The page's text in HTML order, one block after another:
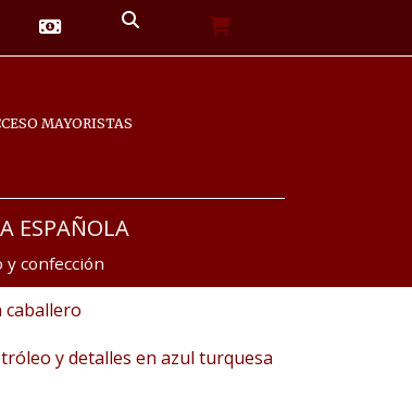
MAYORISTAS
ESPAÑOLA
y confección
caballero
y detalles en azul turquesa